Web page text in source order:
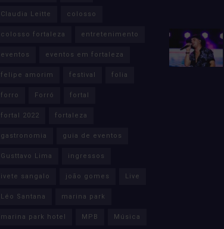
Claudia Leitte colosso
colosso fortaleza entretenimento
eventos eventos em fortaleza
felipe amorim festival folia
forro Forró fortal
fortal 2022 fortaleza
gastronomia guia de eventos
Gusttavo Lima ingressos
ivete sangalo joão gomes Live
Léo Santana marina park
marina park hotel MPB Música